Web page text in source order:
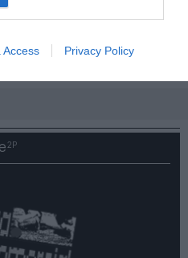
Access Privacy Policy
para Socios!​​​​​​​
2P